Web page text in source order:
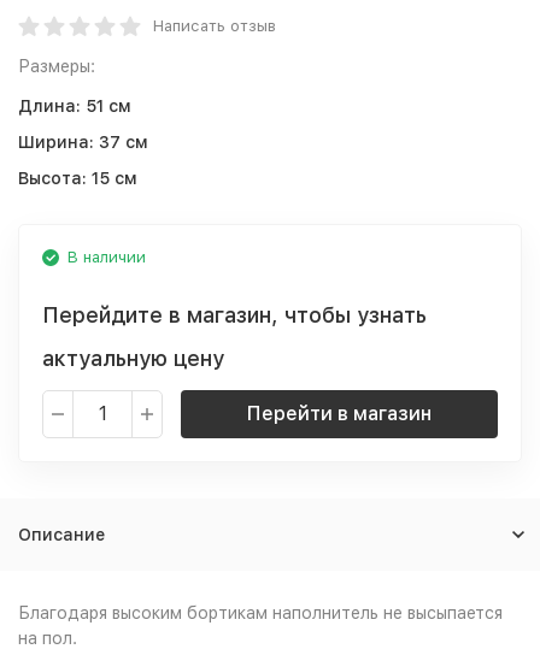
Написать отзыв
Размеры:
Длина: 51 см
Ширина: 37 см
Высота: 15 см
В наличии
Перейдите в магазин, чтобы узнать
актуальную цену
Перейти в магазин
Описание
Благодаря высоким бортикам наполнитель не высыпается
на пол.